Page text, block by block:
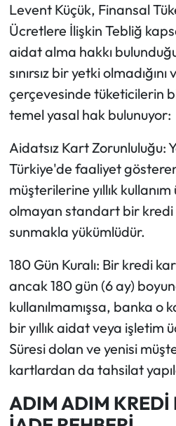
Levent Küçük, Finansal
Ücretlere İlişkin Tebliğ
aidat alma hakkı
sınırsız bir yetki
çerçevesinde tüketicilerin
temel yasal hak bulunuyor:
Aidatsız Kart Zorunluluğu:
Türkiye'de faaliyet
müşterilerine yıllık
olmayan standart bir kredi
sunmakla yükümlüdür.
180 Gün Kuralı: Bir kredi
ancak 180 gün (6 ay)
kullanılmamışsa, banka o
bir yıllık aidat veya işletim
Süresi dolan ve yenisi
kartlardan da tahsilat
ADIM ADIM KREDİ